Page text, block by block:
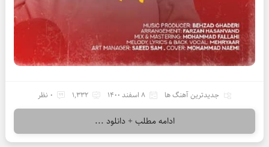
جدیدترین آهنگ ها 8 اسفند 1400 1,332 0 نظر
ادامه مطلب + دانلود ...